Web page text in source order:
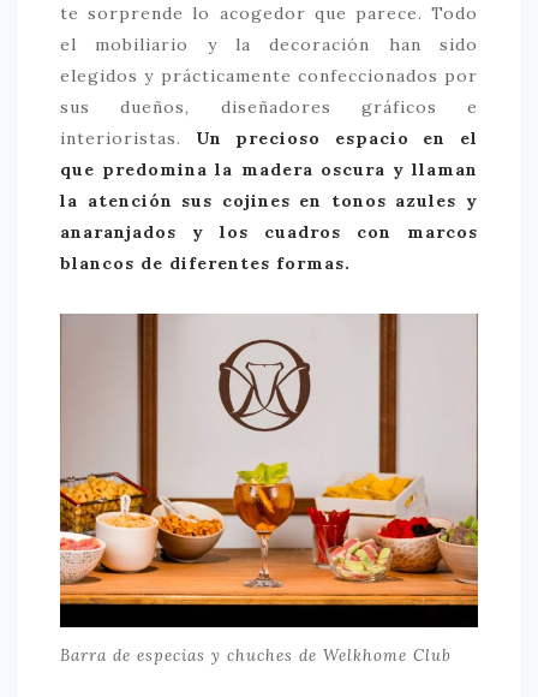
te sorprende lo acogedor que parece. Todo
el mobiliario y la decoración han sido
elegidos y prácticamente confeccionados por
sus dueños, diseñadores gráficos e
interioristas. Un precioso espacio en el
que predomina la madera oscura y llaman
la atención sus cojines en tonos azules y
anaranjados y los cuadros con marcos
blancos de diferentes formas.
Barra de especias y chuches de Welkhome Club